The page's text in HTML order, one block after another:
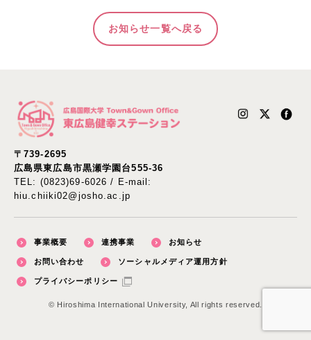
お知らせ一覧へ戻る
〒739-2695
広島県東広島市黒瀬学園台555-36
TEL: (0823)69-6026 / E-mail:
hiu.chiiki02@josho.ac.jp
事業概要 連携事業 お知らせ
お問い合わせ ソーシャルメディア運用方針
プライバシーポリシー
© Hiroshima International University, All rights reserved.